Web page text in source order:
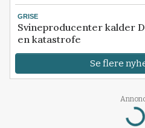
GRISE
Svineproducenter kalder
en katastrofe
Se flere
Loading...